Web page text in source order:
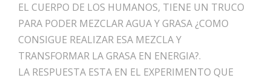
EL CUERPO DE LOS HUMANOS, TIENE UN TRUCO
PARA PODER MEZCLAR AGUA Y GRASA ¿COMO
CONSIGUE REALIZAR ESA MEZCLA Y
TRANSFORMAR LA GRASA EN ENERGIA?.
LA RESPUESTA ESTA EN EL EXPERIMENTO QUE